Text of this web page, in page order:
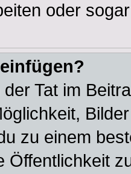
oder
Tat im
zu einem
Öffentlichkeit